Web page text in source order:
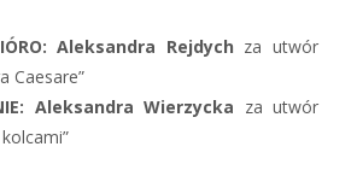
Aleksandra Rejdych za utwór
Caesare”
Aleksandra Wierzycka za utwór